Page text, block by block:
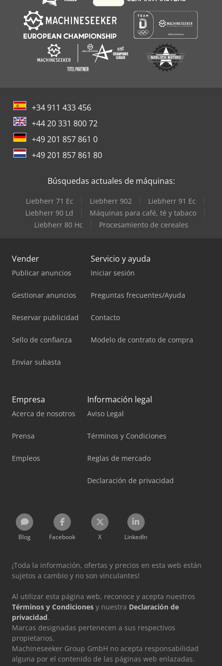
+34 911 433 456
+44 20 331 800 72
+49 201 857 861 0
+49 201 857 861 80
Búsquedas actuales de máquinas:
Liebherr 71 Ec Liebherr 902
Liebherr 91 Ec
Liebherr 90 Ld
Máquinas para café, té y tabaco
Liebherr 80 Hc
Procesamiento de cereales
Vender
Publicar anuncios
Gestionar anuncios
Reservar publicidad
Sello de confianza
Enviar subasta
Servicio y ayuda
Iniciar sesión
Preguntas frecuentes/Ayuda
Contacto
Modelo de contrato de compra
Empresa
Acerca de nosotros
Prensa
Empleos
Información legal
Aviso Legal
Términos y Condiciones
Reglas de mercado
Declaración de privacidad
Blog Facebook X LinkedIn
¡Toda la información, ofertas y precios en esta web están
sujetos a cambio y no son vinculantes!
Al utilizar esta página web, reconoce y acepta nuestros
Términos y Condiciones y nuestra Declaración de
privacidad.
Marcas designadas pertenecen a sus respectivos
propietarios.
Machineseeker Group GmbH no acepta responsabilidad
alguna por el contenido de las páginas web enlazadas.